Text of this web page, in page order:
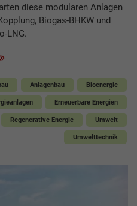
diese modularen Anlagen
Biogas-BHKW und
LNG.
Anlagenbau Bioenergie
Erneuerbare Energien
Regenerative Energie Umwelt
Umwelttechnik